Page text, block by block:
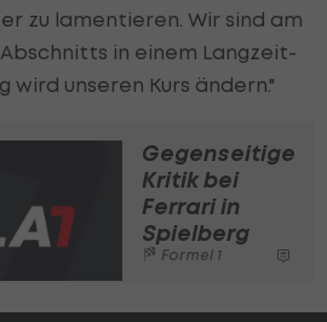
zu lamentieren. Wir sind am
in einem Langzeit-
wird unseren Kurs ändern."
Gegenseitige
Kritik bei
Ferrari in
Spielberg
Formel 1